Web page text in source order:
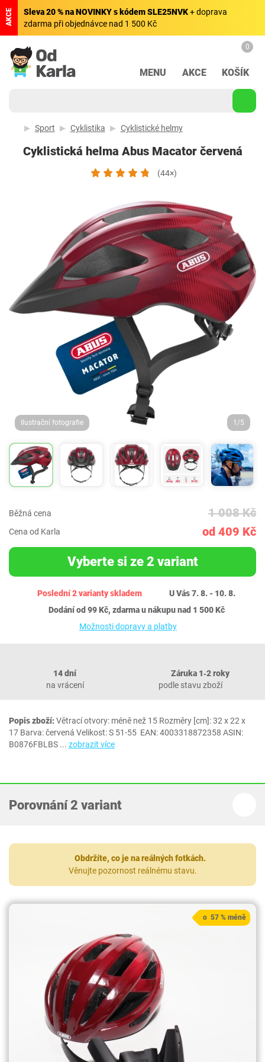
AKCE Sleva 20 % na NOVINKY s kódem SLE25NVK+ doprava
zdarma při objednávce nad 1 500 Kč
MENU AKCE
0
KOŠÍK
Sport Cyklistika Cyklistické helmy
Cyklistická helma Abus Macator červená
(44×)
Ilustrační fotografie 1/5
Běžná cena 1 008 Kč
Cena od Karla od 409 Kč
Vyberte si ze 2 variant
Poslední 2 varianty skladem
U Vás 7. 8. - 10. 8.
Dodání od 99 Kč, zdarma u nákupu nad 1 500 Kč
Možnosti dopravy a platby
14 dní
na vrácení
Záruka 1‐2 roky
podle stavu zboží
Popis zboží:Větrací otvory: méně než 15 Rozměry [cm]: 32 x 22 x
17 Barva: červená Velikost: S 51-55 EAN: 4003318872358 ASIN:
B0876FBLBS ... zobrazit více
Porovnání 2 variant
Obdržíte, co je na reálných fotkách.
Věnujte pozornost reálnému stavu.
o 57 % méně